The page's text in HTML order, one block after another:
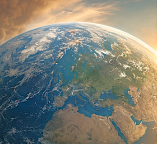
se creó a sí mismo